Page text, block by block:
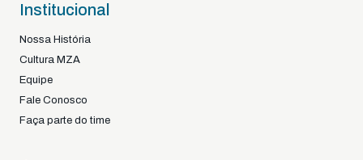
Institucional
Nossa História
Cultura MZA
Equipe
Fale Conosco
Faça parte do time